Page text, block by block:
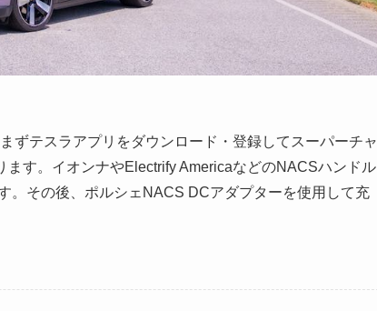
テスラアプリをダウンロード・登録してスーパーチャ
す。イオンナやElectrify AmericaなどのNACSハンドル
。その後、ポルシェNACS DCアダプターを使用して充